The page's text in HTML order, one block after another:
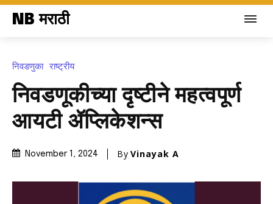
NB मराठी
निवडणुका राष्ट्रीय
निवडणूकीच्या दृष्टीने महत्वपूर्ण
आयटी ॲप्लिकेशन्स
November 1, 2024 By Vinayak A